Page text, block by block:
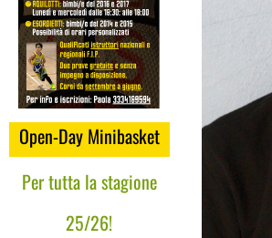
Open-Day Minibasket
Per tutta la stagione
25/26!